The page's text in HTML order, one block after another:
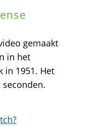
gemaakt
in het
in 1951. Het